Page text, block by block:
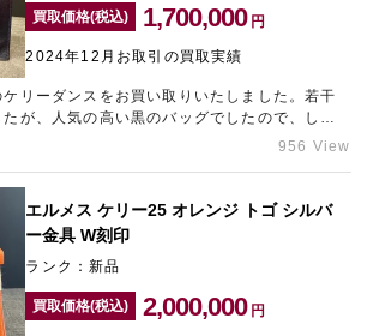
買取価格(税込) 1,700,000 円
2024年12月お取引の買取実績
リーダンスをお買い取りいたしました。若干
が、人気の高い黒のバッグでしたので、しっ
させていただきました。ケリーダンスは絶えず
のブランド買取店「ギャラリーレア青山表参道
。
956 View
エルメス ケリー25 オレンジ トゴ シルバ
ー金具 W刻印
ランク：新品
買取価格(税込) 2,000,000 円